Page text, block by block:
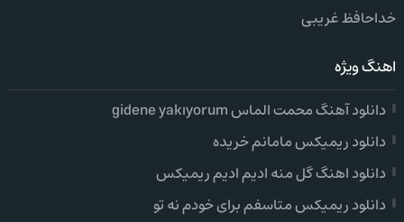
خداحافظ غریبی
اهنگ ویژه
دانلود آهنگ محمت الماس gidene yakıyorum
دانلود ریمیکس مامانم خریده
دانلود اهنگ گل منه ادیم ادیم ریمیکس
دانلود ریمیکس متاسفم برای خودم نه تو